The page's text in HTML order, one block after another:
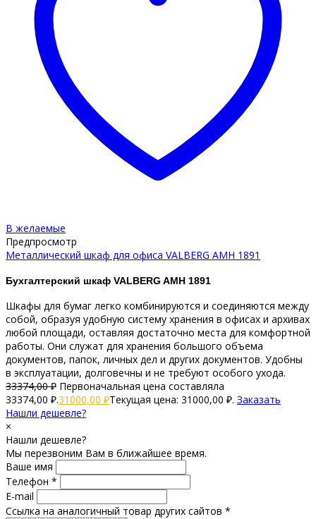
В желаемые
Предпросмотр
Металлический шкаф для офиса VALBERG AMH 1891
Бухгалтерский шкаф VALBERG AMH 1891
Шкафы для бумаг легко комбинируются и соединяются между
собой, образуя удобную систему хранения в офисах и архивах
любой площади, оставляя достаточно места для комфортной
работы. Они служат для хранения большого объема
документов, папок, личных дел и других документов. Удобны
в эксплуатации, долговечны и не требуют особого ухода.
33374,00₽ Первоначальная цена составляла
33374,00 ₽.31000,00 ₽Текущая цена: 31000,00 ₽. Заказать
Нашли дешевле?
×
Нашли дешевле?
Мы перезвоним Вам в ближайшее время.
Ваше имя
Телефон *
E-mail
Ссылка на аналогичный товар других сайтов *